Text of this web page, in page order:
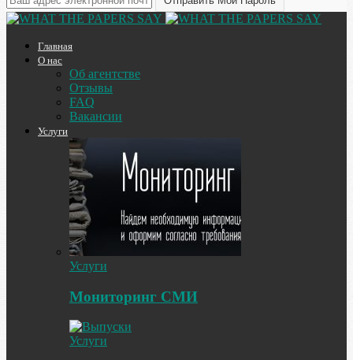
Главная
О нас
Об агентстве
Отзывы
FAQ
Вакансии
Услуги
Услуги
Мониторинг СМИ
Услуги